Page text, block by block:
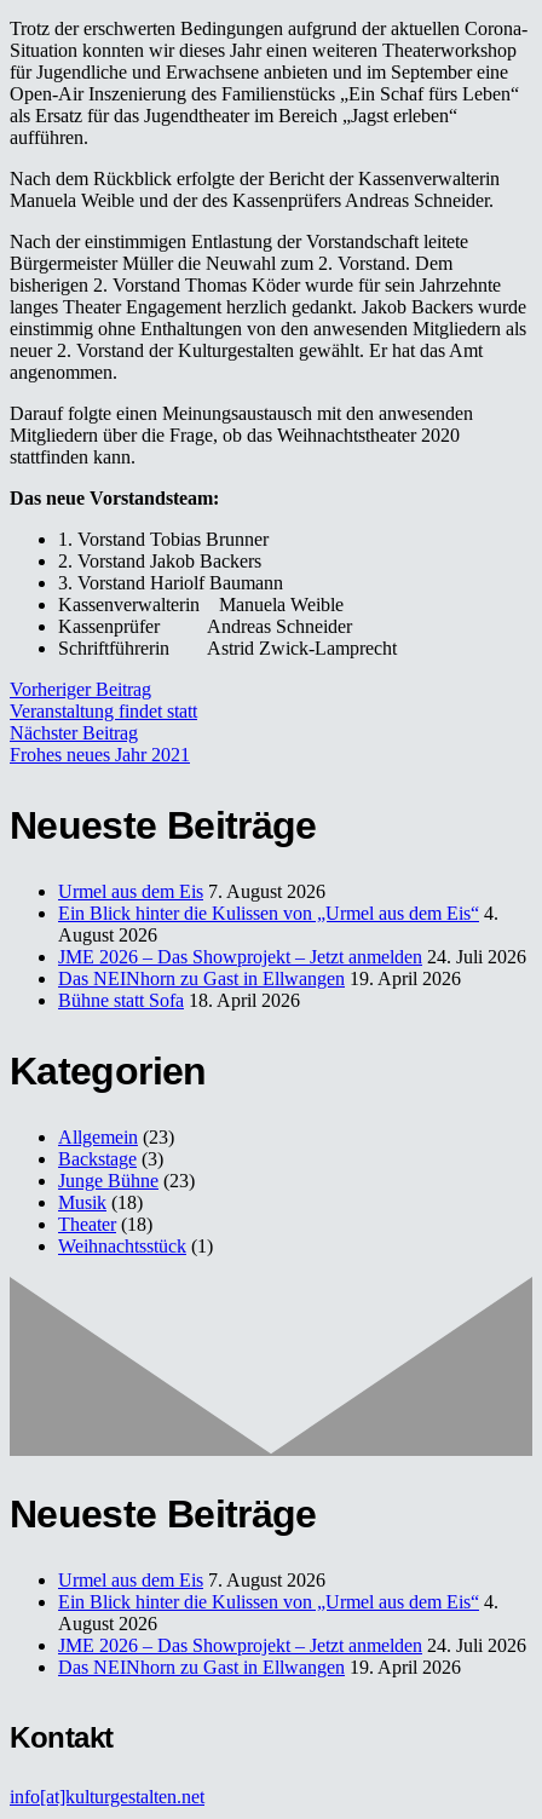
Trotz der erschwerten Bedingungen aufgrund der aktuellen Corona-
Situation konnten wir dieses Jahr einen weiteren Theaterworkshop
für Jugendliche und Erwachsene anbieten und im September eine
Open-Air Inszenierung des Familienstücks „Ein Schaf fürs Leben“
als Ersatz für das Jugendtheater im Bereich „Jagst erleben“
aufführen.
Nach dem Rückblick erfolgte der Bericht der Kassenverwalterin
Manuela Weible und der des Kassenprüfers Andreas Schneider.
Nach der einstimmigen Entlastung der Vorstandschaft leitete
Bürgermeister Müller die Neuwahl zum 2. Vorstand. Dem
bisherigen 2. Vorstand Thomas Köder wurde für sein Jahrzehnte
langes Theater Engagement herzlich gedankt. Jakob Backers wurde
einstimmig ohne Enthaltungen von den anwesenden Mitgliedern als
neuer 2. Vorstand der Kulturgestalten gewählt. Er hat das Amt
angenommen.
Darauf folgte einen Meinungsaustausch mit den anwesenden
Mitgliedern über die Frage, ob das Weihnachtstheater 2020
stattfinden kann.
Das neue Vorstandsteam:
1. Vorstand Tobias Brunner
2. Vorstand Jakob Backers
3. Vorstand Hariolf Baumann
Kassenverwalterin Manuela Weible
Kassenprüfer Andreas Schneider
Schriftführerin Astrid Zwick-Lamprecht
Vorheriger Beitrag
Veranstaltung findet statt
Nächster Beitrag
Frohes neues Jahr 2021
Neueste Beiträge
Urmel aus dem Eis 7. August 2026
Ein Blick hinter die Kulissen von „Urmel aus dem Eis“ 4.
August 2026
JME 2026 – Das Showprojekt – Jetzt anmelden 24. Juli 2026
Das NEINhorn zu Gast in Ellwangen 19. April 2026
Bühne statt Sofa 18. April 2026
Kategorien
Allgemein (23)
Backstage (3)
Junge Bühne (23)
Musik (18)
Theater(18)
Weihnachtsstück (1)
Neueste Beiträge
Urmel aus dem Eis 7. August 2026
Ein Blick hinter die Kulissen von „Urmel aus dem Eis“ 4.
August 2026
JME 2026 – Das Showprojekt – Jetzt anmelden 24. Juli 2026
Das NEINhorn zu Gast in Ellwangen 19. April 2026
Kontakt
info[at]kulturgestalten.net